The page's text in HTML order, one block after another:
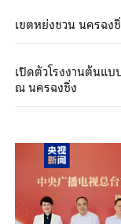
เขตหย่งชวน นครฉง
เปิดตัวโรงงานต้นแ
ณ นครฉงชิ่ง